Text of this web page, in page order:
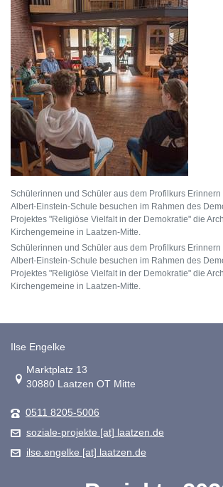
Schülerinnen und Schüler aus dem Profilkurs Erinnern
Albert-Einstein-Schule besuchen im Rahmen des
Projektes "Religiöse Vielfalt in der Demokratie" die
Kirchengemeine in Laatzen-Mitte.
Schülerinnen und Schüler aus dem Profilkurs Erinnern
Albert-Einstein-Schule besuchen im Rahmen des
Projektes "Religiöse Vielfalt in der Demokratie" die
Kirchengemeine in Laatzen-Mitte.
Ilse Engelke
Link zur Google-Maps Navigation
Marktplatz 13
30880 Laatzen OT Mitte
0511 8205-5006
soziale-projekte [at] laatzen.de
ilse.engelke [at] laatzen.de